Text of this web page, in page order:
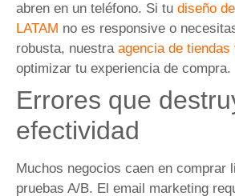
abren en un teléfono. Si tu diseño
LATAM no es responsive o
robusta, nuestra agencia de tiendas
optimizar tu experiencia de compra.
Errores que
efectividad
Muchos negocios caen en comprar
pruebas A/B. El email marketing